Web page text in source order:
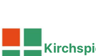
springen